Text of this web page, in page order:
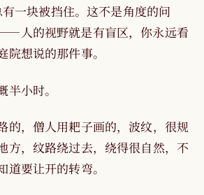
一块被挡住。这不是角度的问
人的视野就是有盲区，你永远看
想说的那件事。
小时。
的，僧人用耙子画的，波纹，很规
方，纹路绕过去，绕得很自然，不
要让开的转弯。